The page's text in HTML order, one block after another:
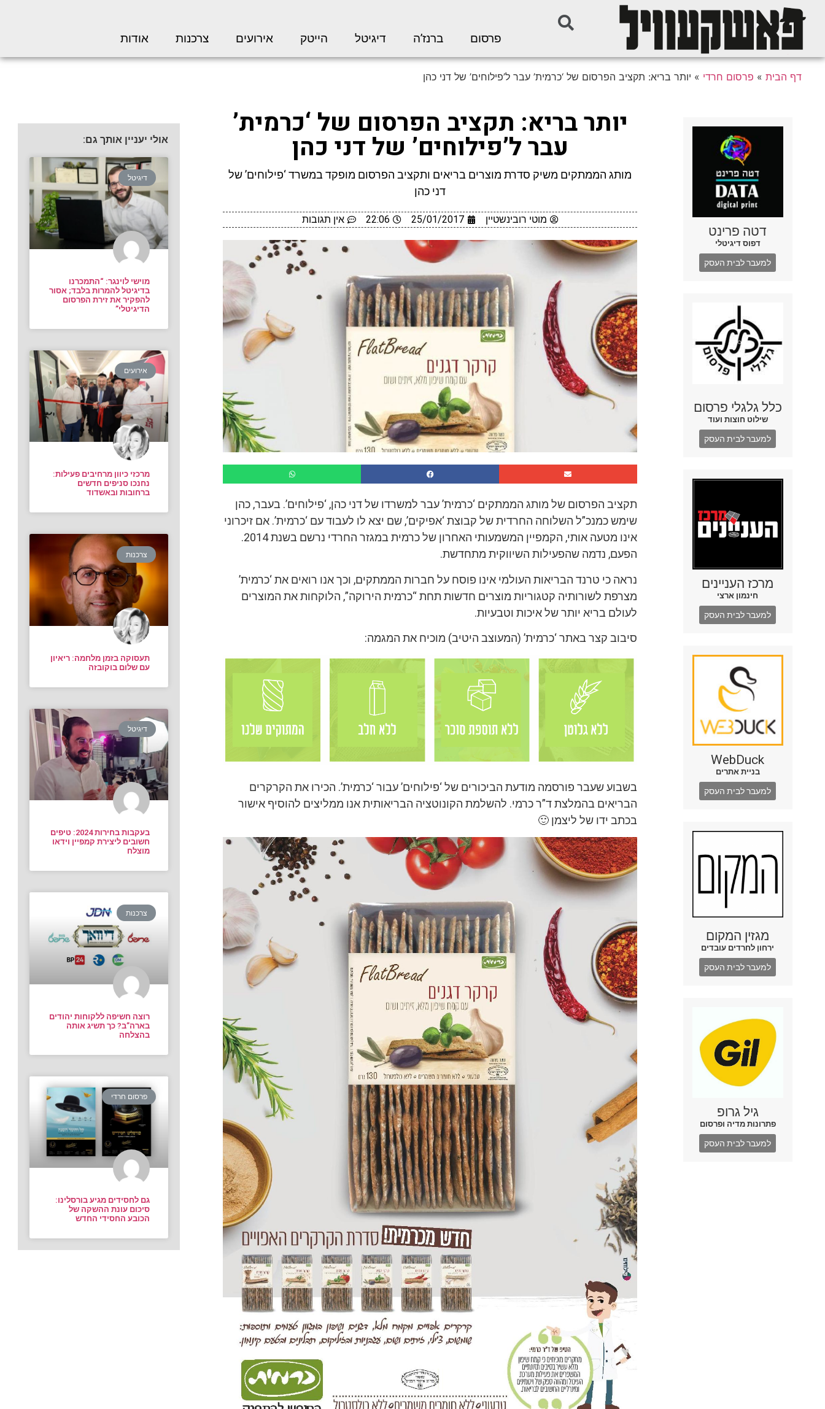
פרסום ברנז’ה דיגיטל הייטק אירועים צרכנות אודות
דף הבית » פרסום חרדי » יותר בריא: תקציב הפרסום של ‘כרמית’ עבר ל’פילוחים’ של דני כהן
דטה פרינט
דפוס דיגיטלי
למעבר לבית העסק
כלל גלגלי פרסום
שילוט חוצות ועוד
למעבר לבית העסק
מרכז העניינים
חינמון ארצי
למעבר לבית העסק
WebDuck
בניית אתרים
למעבר לבית העסק
מגזין המקום
ירחון לחרדים עובדים
למעבר לבית העסק
גיל גרופ
פתרונות מדיה ופרסום
למעבר לבית העסק
יותר בריא: תקציב הפרסום של ‘כרמית’
עבר ל’פילוחים’ של דני כהן
מותג הממתקים משיק סדרת מוצרים בריאים ותקציב הפרסום מופקד במשרד ‘פילוחים’ של
דני כהן
מוטי רובינשטיין 25/01/2017
22:06 אין תגובות
תקציב הפרסום של מותג הממתקים ‘כרמית’ עבר למשרדו של דני כהן, ‘פילוחים’. בעבר, כהן
שימש כמנכ”ל השלוחה החרדית של קבוצת ‘אפיקים’, שם יצא לו לעבוד עם ‘כרמית’. אם זיכרוני
אינו מטעה אותי, הקמפיין המשמעותי האחרון של כרמית במגזר החרדי נרשם בשנת 2014.
הפעם, נדמה שהפעילות השיווקית מתחדשת.
נראה כי טרנד הבריאות העולמי אינו פוסח על חברות הממתקים, וכך אנו רואים את ‘כרמית’
מצרפת לשורותיה קטגוריות מוצרים חדשות תחת “כרמית הירוקה”, הלוקחות את המוצרים
לעולם בריא יותר של איכות וטבעיות.
סיבוב קצר באתר ‘כרמית’ (המעוצב היטיב) מוכיח את המגמה:
בשבוע שעבר פורסמה מודעת הביכורים של ‘פילוחים’ עבור ‘כרמית’. הכירו את הקרקרים
הבריאים בהמלצת ד”ר כרמי. להשלמת הקונוטציה הבריאותית אנו ממליצים להוסיף אישור
בכתב ידו של ליצמן 🙂
אולי יעניין אותך גם:
דיגיטל
מוישי לוינגר: “התמכרנו
בדיגיטל להמרות בלבד; אסור
להפקיר את זירת הפרסום
הדיגיטלי”
אירועים
מרכזי כיוון מרחיבים פעילות:
נחנכו סניפים חדשים
ברחובות ובאשדוד
צרכנות
תעסוקה בזמן מלחמה: ריאיון
עם שלום בוקובזה
דיגיטל
בעקבות בחירות 2024: טיפים
חשובים ליצירת קמפיין וידאו
מוצלח
צרכנות
רוצה חשיפה ללקוחות יהודים
בארה”ב? כך תשיג אותה
בהצלחה
פרסום חרדי
גם לחסידים מגיע בורסלינו:
סיכום עונת ההשקה של
הכובע החסידי החדש